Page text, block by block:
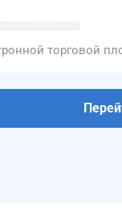
торговой